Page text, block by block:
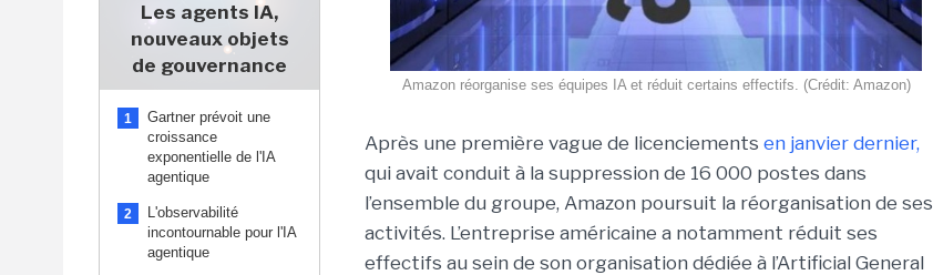
Les agents IA,
nouveaux objets
de gouvernance
1
Gartner prévoit une
croissance
exponentielle de l'IA
agentique
2
L'observabilité
incontournable pour l'IA
agentique
Amazon réorganise ses équipes IA et réduit certains effectifs. (Crédit: Amazon)
Après une première vague de licenciements en janvier dernier,
qui avait conduit à la suppression de 16 000 postes dans
l’ensemble du groupe, Amazon poursuit la réorganisation de ses
activités. L’entreprise américaine a notamment réduit ses
effectifs au sein de son organisation dédiée à l’Artificial General